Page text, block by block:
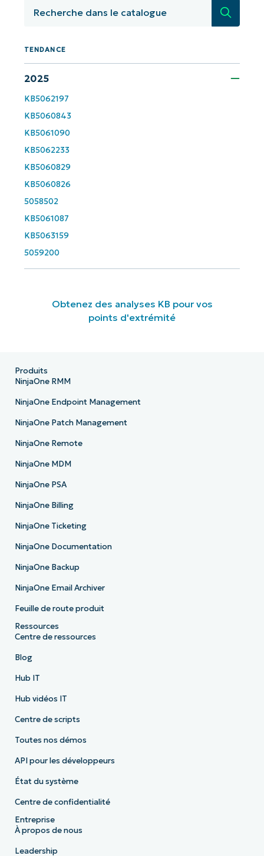
TENDANCE
2025
KB5062197
KB5060843
KB5061090
KB5062233
KB5060829
KB5060826
5058502
KB5061087
KB5063159
5059200
Obtenez des analyses KB pour vos
points d'extrémité
Business
number*
Pays
Company
Produits
NinjaOne RMM
NinjaOne Endpoint Management
NinjaOne Patch Management
NinjaOne Remote
NinjaOne MDM
NinjaOne PSA
NinjaOne Billing
NinjaOne Ticketing
NinjaOne Documentation
NinjaOne Backup
NinjaOne Email Archiver
Feuille de route produit
Ressources
Centre de ressources
Blog
Hub IT
Hub vidéos IT
Centre de scripts
Toutes nos démos
API pour les développeurs
État du système
Centre de confidentialité
Entreprise
À propos de nous
Leadership